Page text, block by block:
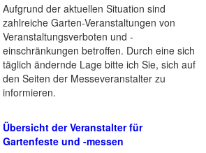
Aufgrund der aktuellen Situation sind
zahlreiche Garten-Veranstaltungen von
Veranstaltungsverboten und -
einschränkungen betroffen. Durch eine sich
täglich ändernde Lage bitte ich Sie, sich auf
den Seiten der Messeveranstalter zu
informieren.
Übersicht der Veranstalter für
Gartenfeste und -messen